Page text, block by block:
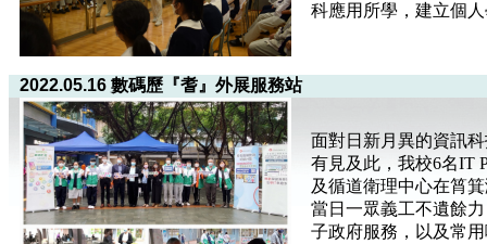
科應用所學，建立個
2022.05.16 數碼歷『耆』外展服務站
面對日新月異的資訊
有見及此，我校6名IT
及循道衛理中心在筲
當日一眾義工不遺餘
子政府服務，以及常